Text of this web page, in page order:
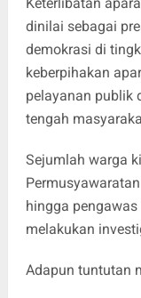
dinilai sebagai
demokrasi di
keberpihakan
pelayanan publik
tengah
Sejumlah warga
hingga
melakukan
Adapun tuntutan